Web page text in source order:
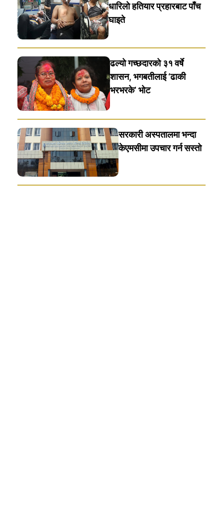
धारिलाे हतियार प्रहारबाट पाँच
घाइते
ढल्यो गच्छदारको ३१ वर्षे
शासन, भगबतीलाई ‘ढाकी
भरभरके’ भाेट
सरकारी अस्पतालमा भन्दा
केएमसीमा उपचार गर्न सस्ताे